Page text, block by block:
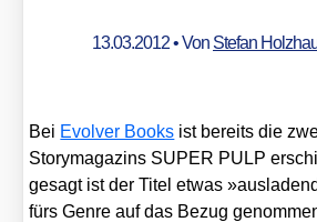
13.03.2012• Von Stefan
Bei Evol­ver Books ist bereits die
Sto­ry­ma­ga­zins SUPER PULP
gesagt ist der Titel etwas
fürs Gen­re auf das Bezug